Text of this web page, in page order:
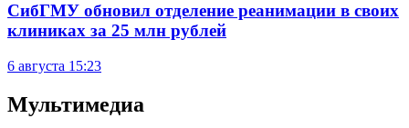
СибГМУ обновил отделение реанимации в своих
клиниках за 25 млн рублей
6 августа 15:23
Мультимедиа